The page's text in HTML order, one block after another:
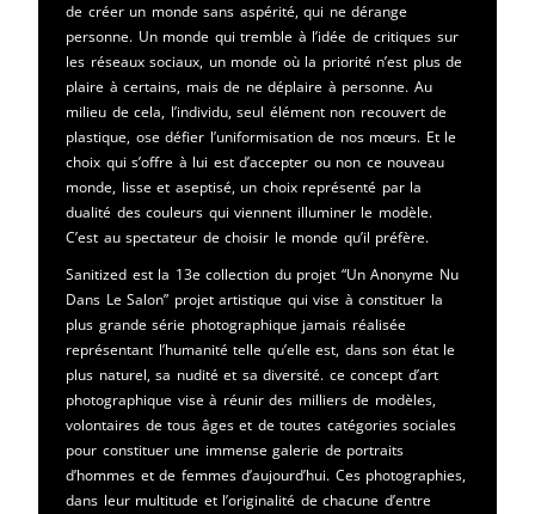
de créer un monde sans aspérité, qui ne dérange
personne. Un monde qui tremble à l’idée de critiques sur
les réseaux sociaux, un monde où la priorité n’est plus de
plaire à certains, mais de ne déplaire à personne. Au
milieu de cela, l’individu, seul élément non recouvert de
plastique, ose défier l’uniformisation de nos mœurs. Et le
choix qui s’offre à lui est d’accepter ou non ce nouveau
monde, lisse et aseptisé, un choix représenté par la
dualité des couleurs qui viennent illuminer le modèle.
C’est au spectateur de choisir le monde qu’il préfère.
Sanitized est la 13e collection du projet “Un Anonyme Nu
Dans Le Salon” projet artistique qui vise à constituer la
plus grande série photographique jamais réalisée
représentant l’humanité telle qu’elle est, dans son état le
plus naturel, sa nudité et sa diversité. ce concept d’art
photographique vise à réunir des milliers de modèles,
volontaires de tous âges et de toutes catégories sociales
pour constituer une immense galerie de portraits
d’hommes et de femmes d’aujourd’hui. Ces photographies,
dans leur multitude et l’originalité de chacune d’entre